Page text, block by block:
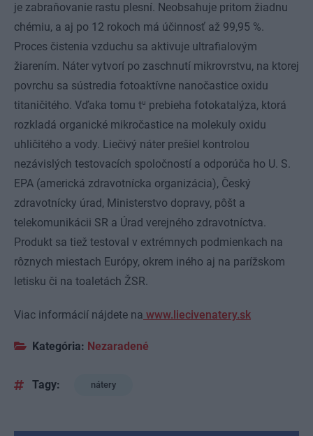
je zabraňovanie rastu plesní. Neobsahuje pritom žiadnu
chémiu, a aj po 12 rokoch má účinnosť až 99,95 %.
Proces čistenia vzduchu sa aktivuje ultrafialovým
žiarením. Náter vytvorí po zaschnutí mikrovrstvu, na ktorej
povrchu sa sústredia fotoaktívne nanočastice oxidu
titaničitého. Vďaka tomu tu prebieha fotokatalýza, ktorá
rozkladá organické mikročastice na molekuly oxidu
uhličitého a vody. Liečivý náter prešiel kontrolou
nezávislých testovacích spoločností a odporúča ho U. S.
EPA (americká zdravotnícka organizácia), Český
zdravotnícky úrad, Ministerstvo dopravy, pôšt a
telekomunikácii SR a Úrad verejného zdravotníctva.
Produkt sa tiež testoval v extrémnych podmienkach na
rôznych miestach Európy, okrem iného aj na parížskom
letisku či na toaletách ŽSR.
Viac informácií nájdete na www.liecivenatery.sk
Kategória: Nezaradené
Tagy: nátery